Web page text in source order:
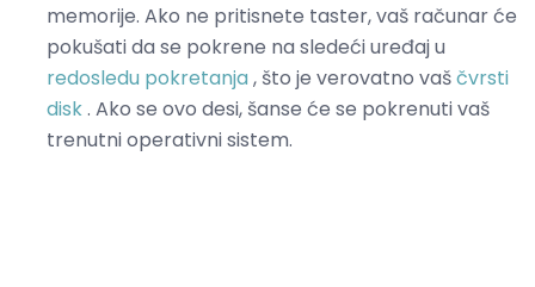
memorije. Ako ne pritisnete taster, vaš računar će
pokušati da se pokrene na sledeći uređaj u
redosledu pokretanja, što je verovatno vaščvrsti
disk. Ako se ovo desi, šanse će se pokrenuti vaš
trenutni operativni sistem.